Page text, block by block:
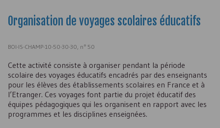
Organisation de voyages scolaires éducatifs
BOI-IS-CHAMP-10-50-30-30, n° 50
Cette activité consiste à organiser pendant la période
scolaire des voyages éducatifs encadrés par des enseignants
pour les élèves des établissements scolaires en France et à
l’Etranger. Ces voyages font partie du projet éducatif des
équipes pédagogiques qui les organisent en rapport avec les
programmes et les disciplines enseignées.